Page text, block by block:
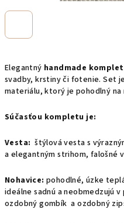
Elegantný handmade
svadby, krstiny či fotenie. Set
materiálu, ktorý je pohodlný
Súčasťou kompletu je:
Vesta: štýlová vesta s
a elegantným strihom, falošné
Nohavice: pohodlné, úzke
ideálne sadnú a neobmedzujú
ozdobný gombík a ozdobný